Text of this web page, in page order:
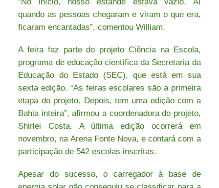
quando as pessoas chegaram e viram o que era,
ficaram encantadas”, comentou William.
A feira faz parte do projeto Ciência na Escola,
programa de educação científica da Secretaria da
Educação do Estado (SEC), que está em sua
sexta edição. “As feiras escolares são a primeira
etapa do projeto. Depois, tem uma edição com a
Bahia inteira”, afirmou a coordenadora do projeto,
Shirlei Costa. A última edição ocorrerá em
novembro, na Arena Fonte Nova, e contará com a
participação de 542 escolas inscritas.
Apesar do sucesso, o carregador à base de